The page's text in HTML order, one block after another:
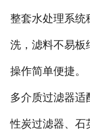
整套水处理系统
洗，滤料不易板
操作简单便捷。
多介质过滤器适
性炭过滤器、石